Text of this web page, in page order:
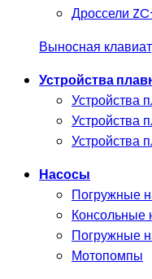
Дроссели
Выносная
Устройства
Устройства
Устройства
Устройства
Насосы
Погружные
Консольные
Погружные
Мотопомпы